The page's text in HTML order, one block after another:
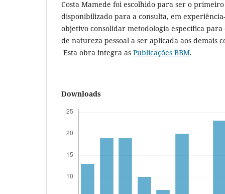
Costa Mamede foi escolhido para ser o
disponibilizado para a consulta, em
objetivo consolidar metodologia específica
de natureza pessoal a ser aplicada aos demais
Esta obra integra as Publicações BBM.
Downloads